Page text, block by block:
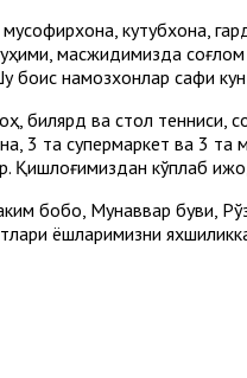
кутубхона,
масжидимизда соғлом
боис намозхонлар сафи
билярд ва стол тенниси,
3 та супермаркет ва 3 та
Қишлоғимиздан кўплаб
бобо, Мунаввар буви,
ёшларимизни яхшиликка,